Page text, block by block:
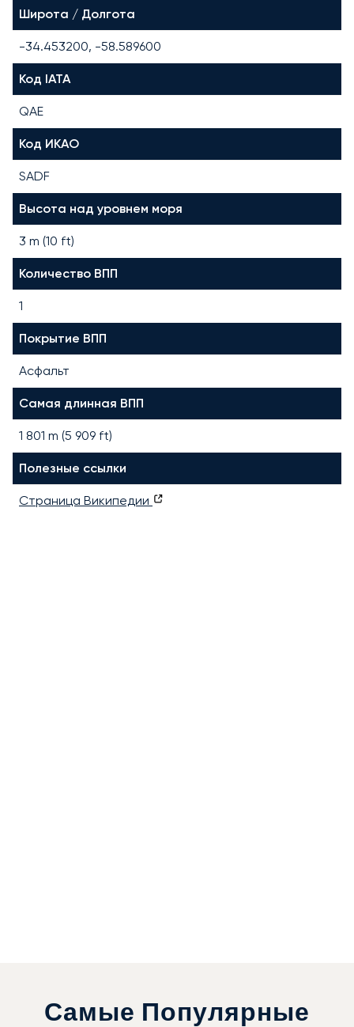
Широта / Долгота
-34.453200, -58.589600
Код IATA
QAE
Код ИКАО
SADF
Высота над уровнем моря
3 m (10 ft)
Количество ВПП
1
Покрытие ВПП
Асфальт
Самая длинная ВПП
1 801 m (5 909 ft)
Полезные ссылки
Страница Википедии
Самые Популярные